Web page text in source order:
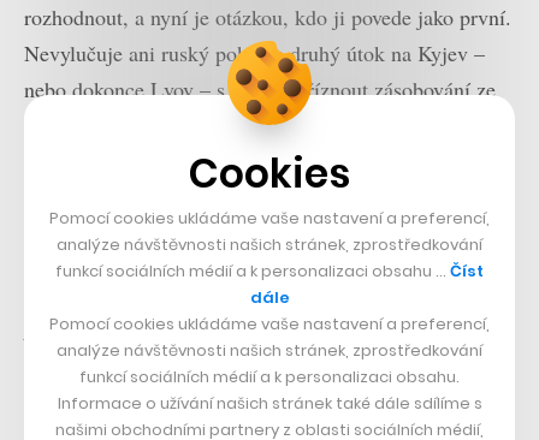
rozhodnout, a nyní je otázkou, kdo ji povede jako první.
Nevylučuje ani ruský pokus o druhý útok na Kyjev –
nebo dokonce Lvov – s cílem odříznout zásobování ze
„Pokud by takový útok nastal, mohlo by to znamenat
druhé Ardeny (oblast na pomezí Lucemburska a Belgie,
která sehrála podstatnou roli v bojích za druhé světové
války, pozn. red.). Rusko by doufalo, že to budou
Ardeny roku 1940, kdy Německo v rekordním čase
rozhodlo bitvu o Francii. Já se spíš klaním k tomu, že
to budou Ardeny z prosince 1944, kdy se armáda
Cookies
Pomocí cookies ukládáme vaše nastavení a preferencí,
analýze návštěvnosti našich stránek, zprostředkování
funkcí sociálních médií a k personalizaci obsahu … Číst
dále
Pomocí cookies ukládáme vaše nastavení a preferencí,
analýze návštěvnosti našich stránek, zprostředkování
funkcí sociálních médií a k personalizaci obsahu.
Informace o užívání našich stránek také dále sdílíme s
našimi obchodními partnery z oblasti sociálních médií,